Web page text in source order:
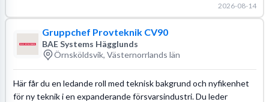
2026-08-14
Gruppchef Provteknik CV90
BAE Systems Hägglunds
Örnsköldsvik, Västernorrlands län
Här får du en ledande roll med teknisk bakgrund och nyfikenhet
för ny teknik i en expanderande försvarsindustri. Du leder